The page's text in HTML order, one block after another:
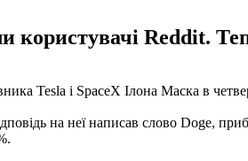
користувачі Reddit.
Tesla і SpaceX Ілона Маска в
на неї написав слово Doge,